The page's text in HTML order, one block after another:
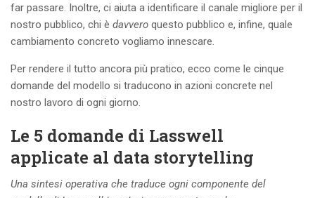
far passare. Inoltre, ci aiuta a identificare il canale migliore per il
nostro pubblico, chi è davvero questo pubblico e, infine, quale
cambiamento concreto vogliamo innescare.
Per rendere il tutto ancora più pratico, ecco come le cinque
domande del modello si traducono in azioni concrete nel
nostro lavoro di ogni giorno.
Le 5 domande di Lasswell
applicate al data storytelling
Una sintesi operativa che traduce ogni componente del